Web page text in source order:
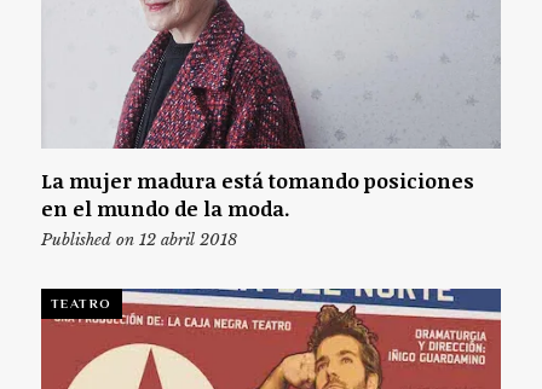
La mujer madura está tomando posiciones
en el mundo de la moda.
Published on 12 abril 2018
TEATRO